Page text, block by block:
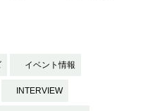
イベント情報
INTERVIEW